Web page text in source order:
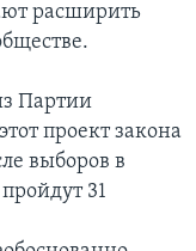
расширить
Партии
проект закона
выборов в
31